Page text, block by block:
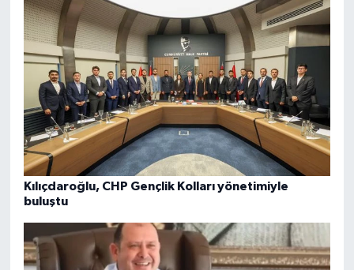
Kılıçdaroğlu, CHP Gençlik Kolları yönetimiyle
buluştu